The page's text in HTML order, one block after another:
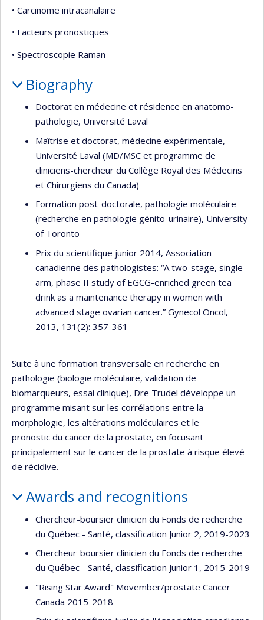
• Carcinome intracanalaire
• Facteurs pronostiques
• Spectroscopie Raman
Biography
Doctorat en médecine et résidence en anatomo-
pathologie, Université Laval
Maîtrise et doctorat, médecine expérimentale,
Université Laval (MD/MSC et programme de
cliniciens-chercheur du Collège Royal des Médecins
et Chirurgiens du Canada)
Formation post-doctorale, pathologie moléculaire
(recherche en pathologie génito-urinaire), University
of Toronto
Prix du scientifique junior 2014, Association
canadienne des pathologistes: “A two-stage, single-
arm, phase II study of EGCG-enriched green tea
drink as a maintenance therapy in women with
advanced stage ovarian cancer.” Gynecol Oncol,
2013, 131(2): 357-361
Suite à une formation transversale en recherche en
pathologie (biologie moléculaire, validation de
biomarqueurs, essai clinique), Dre Trudel développe un
programme misant sur les corrélations entre la
morphologie, les altérations moléculaires et le
pronostic du cancer de la prostate, en focusant
principalement sur le cancer de la prostate à risque élevé
de récidive.
Awards and recognitions
Chercheur-boursier clinicien du Fonds de recherche
du Québec - Santé, classification Junior 2, 2019-2023
Chercheur-boursier clinicien du Fonds de recherche
du Québec - Santé, classification Junior 1, 2015-2019
"Rising Star Award" Movember/prostate Cancer
Canada 2015-2018